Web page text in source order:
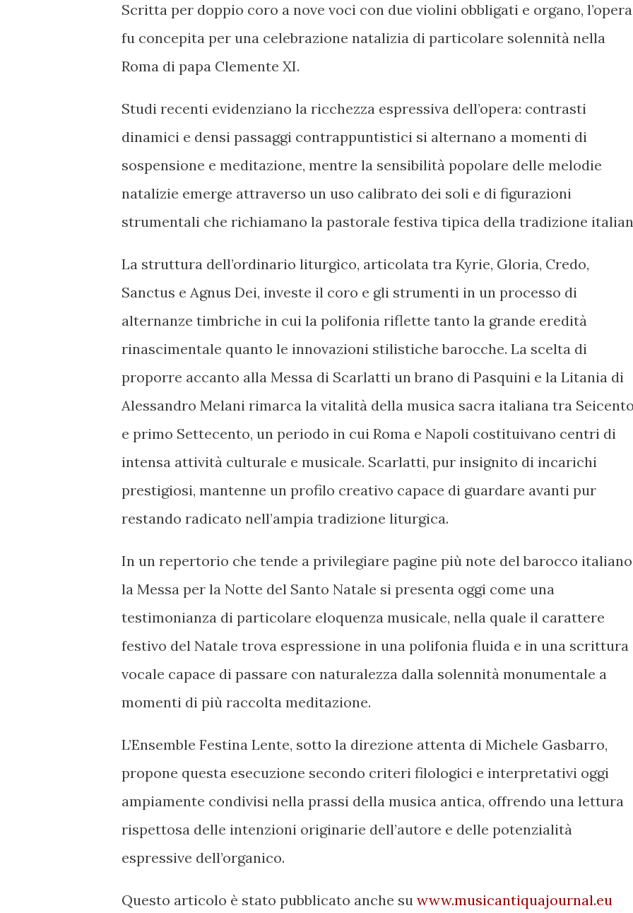
Scritta per doppio coro a nove voci con due violini obbligati e organo, l’opera
fu concepita per una celebrazione natalizia di particolare solennità nella
Roma di papa Clemente XI.
Studi recenti evidenziano la ricchezza espressiva dell’opera: contrasti
dinamici e densi passaggi contrappuntistici si alternano a momenti di
sospensione e meditazione, mentre la sensibilità popolare delle melodie
natalizie emerge attraverso un uso calibrato dei soli e di figurazioni
strumentali che richiamano la pastorale festiva tipica della tradizione
La struttura dell’ordinario liturgico, articolata tra Kyrie, Gloria, Credo,
Sanctus e Agnus Dei, investe il coro e gli strumenti in un processo di
alternanze timbriche in cui la polifonia riflette tanto la grande eredità
rinascimentale quanto le innovazioni stilistiche barocche. La scelta di
proporre accanto alla Messa di Scarlatti un brano di Pasquini e la Litania di
Alessandro Melani rimarca la vitalità della musica sacra italiana tra
e primo Settecento, un periodo in cui Roma e Napoli costituivano centri di
intensa attività culturale e musicale. Scarlatti, pur insignito di incarichi
prestigiosi, mantenne un profilo creativo capace di guardare avanti pur
restando radicato nell’ampia tradizione liturgica.
In un repertorio che tende a privilegiare pagine più note del barocco
la Messa per la Notte del Santo Natale si presenta oggi come una
testimonianza di particolare eloquenza musicale, nella quale il carattere
festivo del Natale trova espressione in una polifonia fluida e in una scrittura
vocale capace di passare con naturalezza dalla solennità monumentale a
momenti di più raccolta meditazione.
L’Ensemble Festina Lente, sotto la direzione attenta di Michele Gasbarro,
propone questa esecuzione secondo criteri filologici e interpretativi oggi
ampiamente condivisi nella prassi della musica antica, offrendo una lettura
rispettosa delle intenzioni originarie dell’autore e delle potenzialità
espressive dell’organico.
Questo articolo è stato pubblicato anche su www.musicantiquajournal.eu